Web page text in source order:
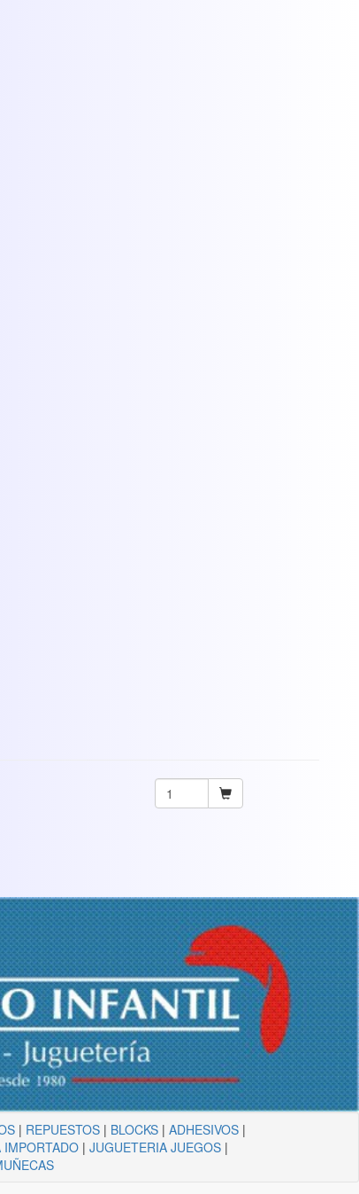
| REPUESTOS | BLOCKS |ADHESIVOS |
| JUGUETERIA JUEGOS|